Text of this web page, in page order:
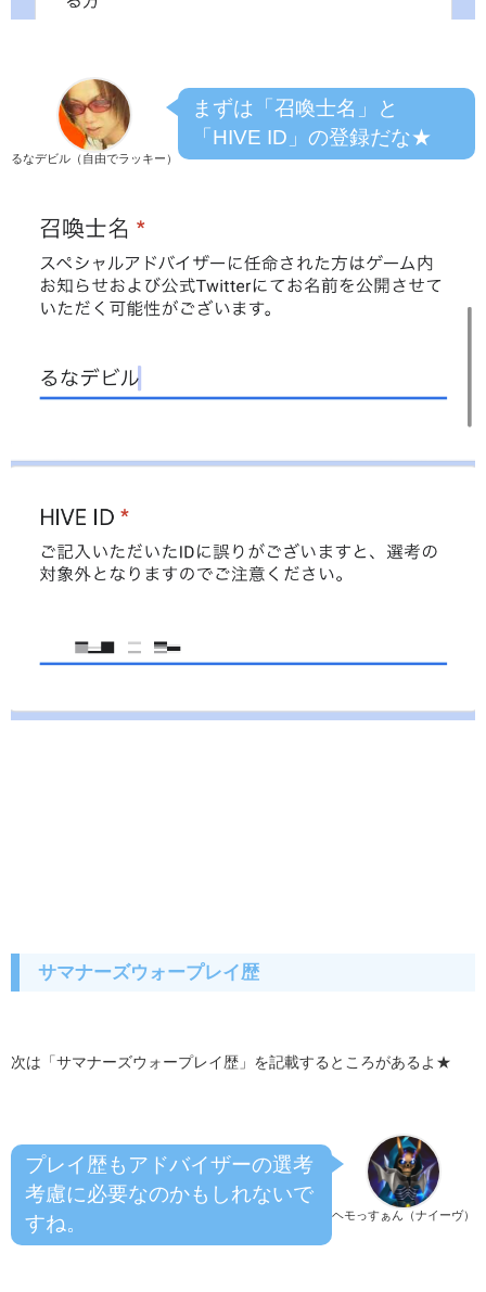
るなデビル（自由でラッキー）
まずは「召喚士名」と
「HIVE ID」の登録だな★
サマナーズウォープレイ歴
次は「サマナーズウォープレイ歴」を記載するところがあるよ★
ヘモっすぁん（ナイーヴ）
プレイ歴もアドバイザーの選考
考慮に必要なのかもしれないで
すね。